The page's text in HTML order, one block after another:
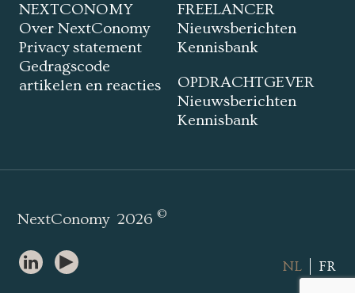
NEXTCONOMY
Over NextConomy
Privacy statement
Gedragscode
artikelen en reacties
FREELANCER
Nieuwsberichten
Kennisbank
OPDRACHTGEVER
Nieuwsberichten
Kennisbank
NextConomy 2026©
NL FR